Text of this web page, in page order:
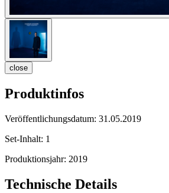
close
Produktinfos
Veröffentlichungsdatum: 31.05.2019
Set-Inhalt: 1
Produktionsjahr: 2019
Technische Details